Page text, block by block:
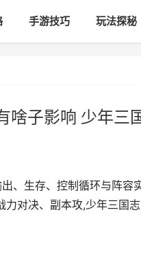
手游技巧 玩法探秘
啥子影响 少年三
、生存、控制循环与阵容
对决、副本攻,少年三国